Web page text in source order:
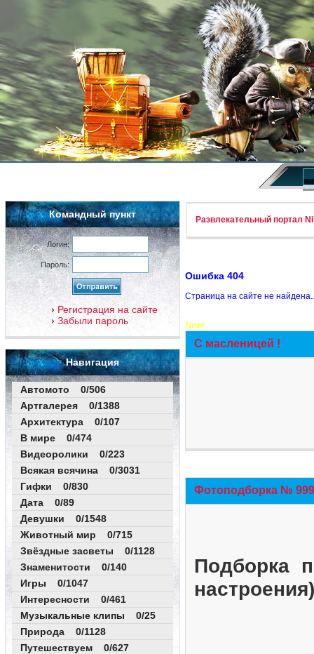
Командный пункт
Логин:
Пароль:
Регистрация на сайте
Забыли пароль
Навигация
Автомото 0/506
Артгалерея 0/1388
Архитектура 0/107
В мире 0/474
Видеоролики 0/223
Всякая всячина 0/3031
Гифки 0/830
Дата 0/89
Девушки 0/1548
Животный мир 0/715
Звёздные засветы 0/1128
Знаменитости 0/140
Игры 0/1047
Интересности 0/461
Музыкальные клипы 0/25
Природа 0/1128
Путешествуем 0/627
Развлекательный портал
Ошибка 404
Страница на сайте не
New!
С масленицей !
Фотоподборка №
Подборка